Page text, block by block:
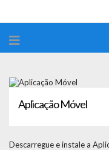
Aplicação Móvel
Descarregue e instale a